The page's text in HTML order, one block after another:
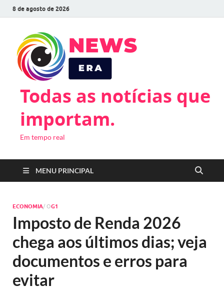
8 de agosto de 2026
Todas as notícias que
importam.
Em tempo real
MENU PRINCIPAL
ECONOMIA/ OG1
Imposto de Renda 2026
chega aos últimos dias; veja
documentos e erros para
evitar